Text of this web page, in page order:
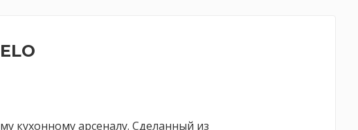
кухонному арсеналу. Сделанный из